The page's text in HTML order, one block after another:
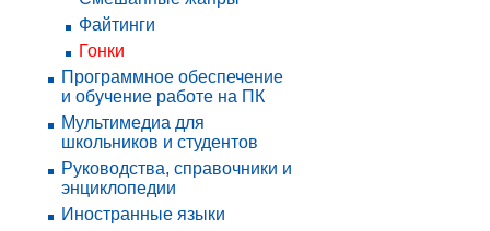
Файтинги
Гонки
Программное обеспечение
и обучение работе на ПК
Мультимедиа для
школьников и студентов
Руководства, справочники и
энциклопедии
Иностранные языки